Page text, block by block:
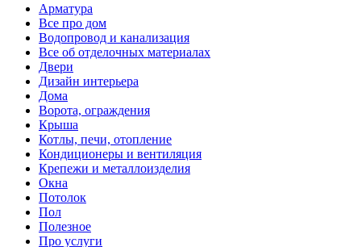
Арматура
Все про дом
Водопровод и канализация
Все об отделочных материалах
Двери
Дизайн интерьера
Дома
Ворота, ограждения
Крыша
Котлы, печи, отопление
Кондиционеры и вентиляция
Крепежи и металлоизделия
Окна
Потолок
Пол
Полезное
Про услуги